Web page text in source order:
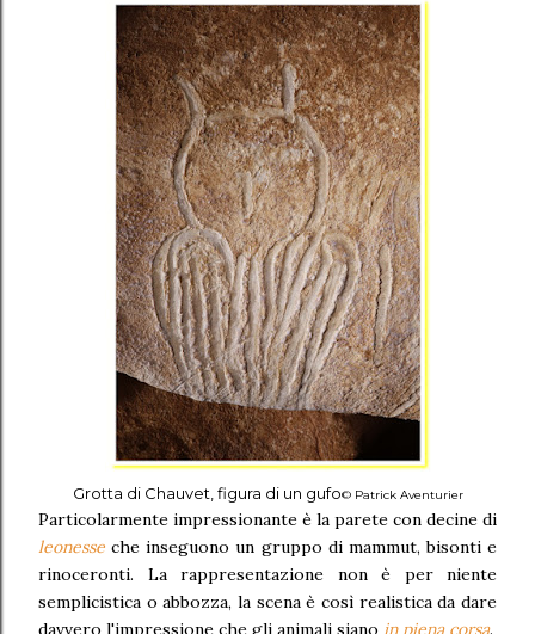
Grotta di Chauvet, figura di un gufo© Patrick Aventurier
Particolarmente impressionante è la parete con decine di
leonesseche inseguono un gruppo di mammut, bisonti e
rinoceronti. La rappresentazione non è per niente
semplicistica o abbozza, la scena è così realistica da dare
davvero l'impressione che gli animali siano in piena corsa.